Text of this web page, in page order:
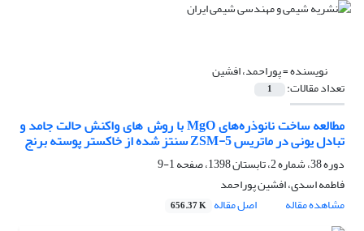
نویسنده =پوراحمد، افشین
تعداد مقالات: 1
مطالعه ساخت نانوذره‌های MgO با روش های واکنش حالت جامد و
تبادل یونی در ماتریس ZSM-5 سنتز شده از خاکستر پوسته برنج
دوره 38، شماره 2، تابستان 1398، صفحه
1-9
فاطمه اسدی، افشین پوراحمد
مشاهده مقاله
اصل مقاله 656.37 K